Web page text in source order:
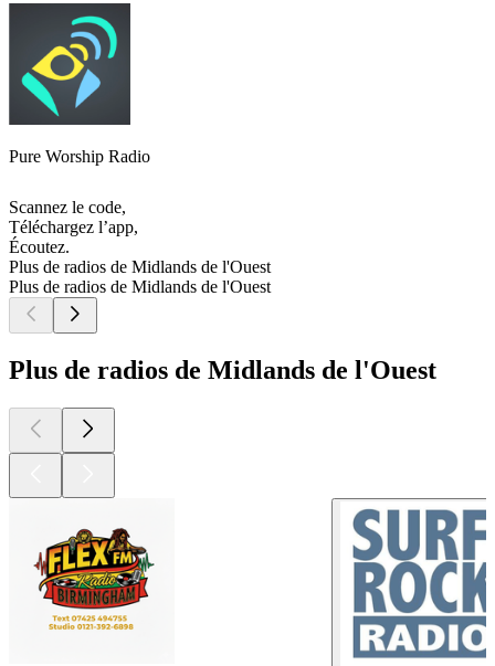
Pure Worship Radio
Scannez le code,
Téléchargez l’app,
Écoutez.
Plus de radios de Midlands de l'Ouest
Plus de radios de Midlands de l'Ouest
Plus de radios de Midlands de l'Ouest